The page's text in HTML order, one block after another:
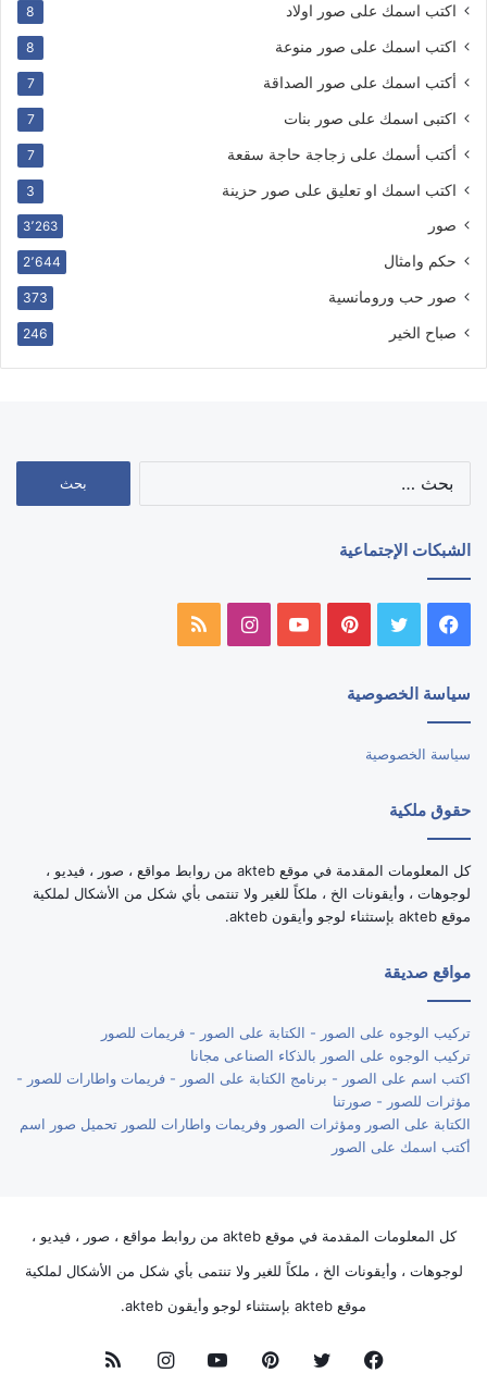
اكتب اسمك على صور اولاد 8
اكتب اسمك على صور منوعة 8
أكتب اسمك على صور الصداقة 7
اكتبى اسمك على صور بنات 7
أكتب أسمك على زجاجة حاجة سقعة 7
اكتب اسمك او تعليق على صور حزينة 3
صور 3٬263
حكم وامثال 2٬644
صور حب ورومانسية 373
صباح الخير 246
الشبكات الإجتماعية
فيسبوك تويتر بينتيريستيوتيوبانستقرامملخص
سياسة الخصوصية
سياسة الخصوصية
حقوق ملكية
كل المعلومات المقدمة في موقع akteb من روابط مواقع ، صور ، فيديو ،
لوجوهات ، وأيقونات الخ ، ملكاً للغير ولا تنتمى بأي شكل من الأشكال لملكية
موقع akteb بإستثناء لوجو وأيقون akteb.
مواقع صديقة
تركيب الوجوه على الصور - الكتابة على الصور - فريمات للصور
تركيب الوجوه على الصور بالذكاء الصناعى مجانا
اكتب اسم على الصور - برنامج الكتابة على الصور - فريمات واطارات للصور -
مؤثرات للصور - صورتنا
الكتابة على الصور ومؤثرات الصور وفريمات واطارات للصور تحميل صور اسم
أكتب اسمك على الصور
كل المعلومات المقدمة في موقع akteb من روابط مواقع ، صور ، فيديو ،
لوجوهات ، وأيقونات الخ ، ملكاً للغير ولا تنتمى بأي شكل من الأشكال لملكية
موقع akteb بإستثناء لوجو وأيقون akteb.
فيسبوك تويتر بينتيريستيوتيوبانستقرامملخص